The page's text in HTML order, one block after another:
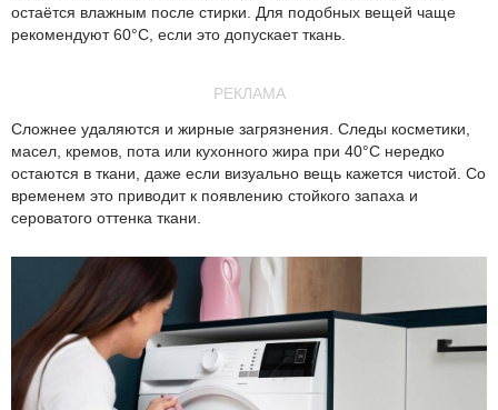
остаётся влажным после стирки. Для подобных вещей чаще
рекомендуют 60°C, если это допускает ткань.
РЕКЛАМА
Сложнее удаляются и жирные загрязнения. Следы косметики,
масел, кремов, пота или кухонного жира при 40°C нередко
остаются в ткани, даже если визуально вещь кажется чистой. Со
временем это приводит к появлению стойкого запаха и
сероватого оттенка ткани.